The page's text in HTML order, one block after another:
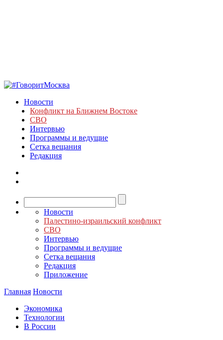
Новости
Конфликт на Ближнем Востоке
СВО
Интервью
Программы и ведущие
Сетка вещания
Редакция
Новости
Палестино-израильский конфликт
СВО
Интервью
Программы и ведущие
Сетка вещания
Редакция
Приложение
Главная Новости
Экономика
Технологии
В России